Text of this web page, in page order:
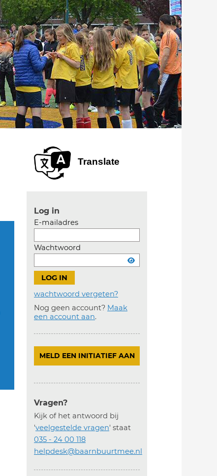
Translate
Log in
E-mailadres
Wachtwoord
wachtwoord vergeten?
Nog geen account? Maak
een account aan.
MELD EEN INITIATIEF AAN
Vragen?
Kijk of het antwoord bij
'veelgestelde vragen' staat
035 - 24 00 118
helpdesk@baarnbuurtmee.nl